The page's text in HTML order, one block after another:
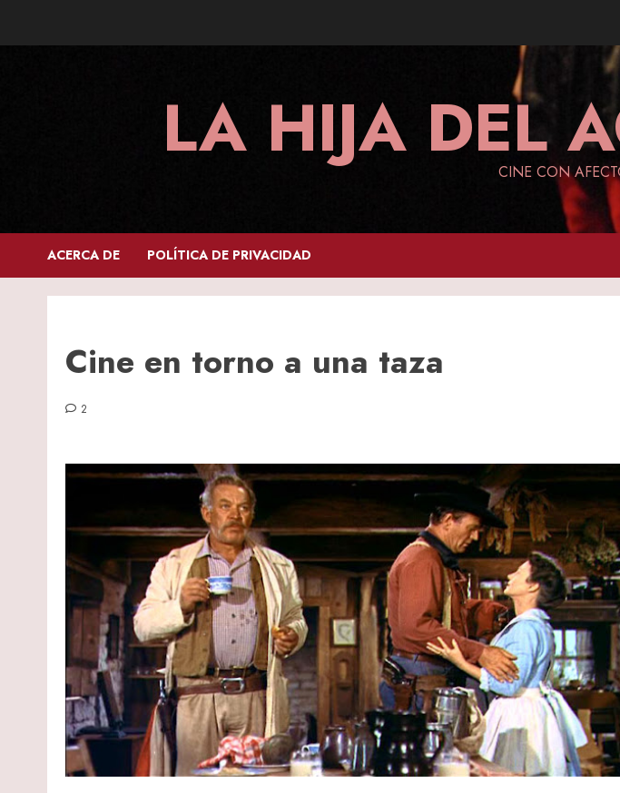
LA HIJA DEL
CINE CON
ACERCA DE POLÍTICA DE PRIVACIDAD
Cine en torno a una taza
2